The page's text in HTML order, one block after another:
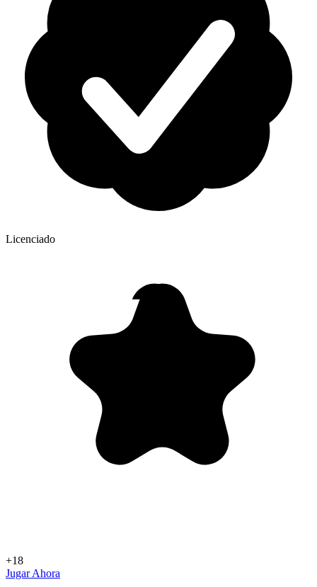
Licenciado
+18
Jugar Ahora